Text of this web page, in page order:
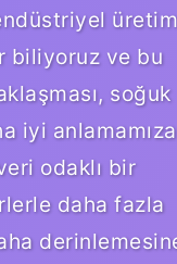
üretim
biliyoruz ve bu
soğuk
iyi anlamamıza
odaklı bir
daha fazla